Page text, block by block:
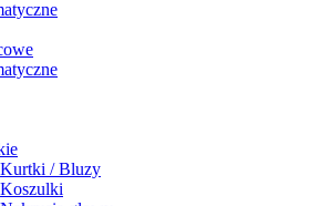
Kurtki / Bluzy
Koszulki